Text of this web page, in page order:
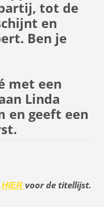
tot de
en
Ben je
met een
Linda
en geeft een
HIER voor de titellijst.